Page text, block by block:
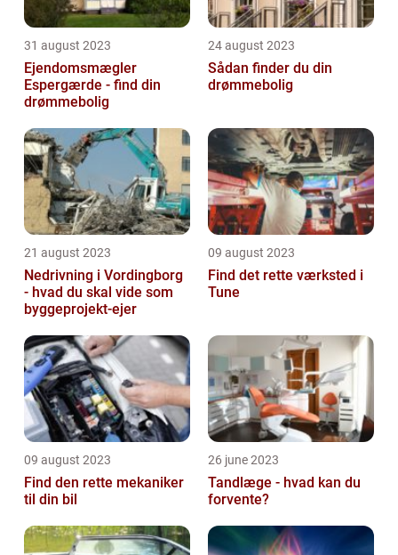
31 august 2023
Ejendomsmægler
Espergærde - find din
drømmebolig
24 august 2023
Sådan finder du din
drømmebolig
21 august 2023
Nedrivning i Vordingborg
- hvad du skal vide som
byggeprojekt-ejer
09 august 2023
Find det rette værksted i
Tune
09 august 2023
Find den rette mekaniker
til din bil
26 june 2023
Tandlæge - hvad kan du
forvente?